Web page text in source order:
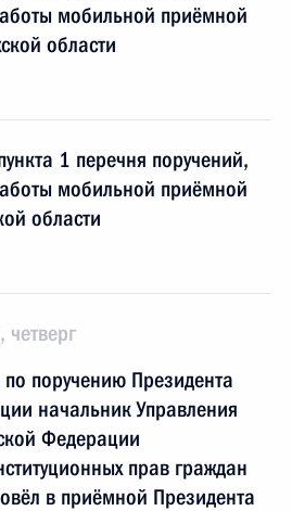
мобильной приёмной
области
1 перечня поручений,
мобильной приёмной
области
поручению Президента
начальник Управления
Федерации
прав граждан
в приёмной Президента